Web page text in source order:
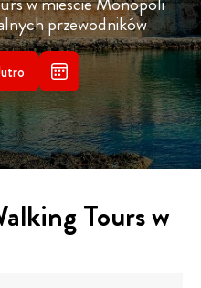
przewodników
Tours w